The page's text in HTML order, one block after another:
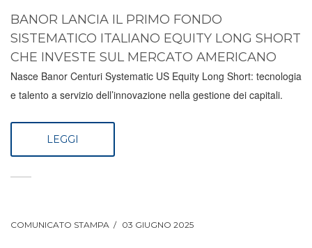
BANOR LANCIA IL PRIMO FONDO
SISTEMATICO ITALIANO EQUITY LONG SHORT
CHE INVESTE SUL MERCATO AMERICANO
Nasce Banor Centuri Systematic US Equity Long Short: tecnologia
e talento a servizio dell’innovazione nella gestione dei capitali.
LEGGI
COMUNICATO STAMPA 03 GIUGNO 2025